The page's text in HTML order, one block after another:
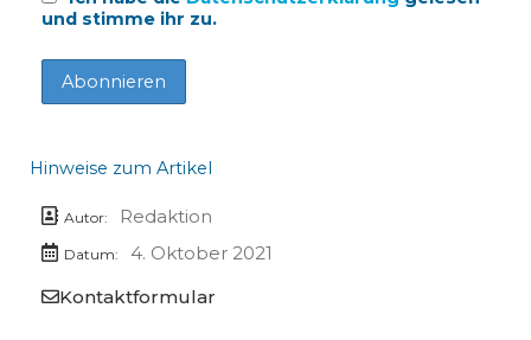
und stimme ihr zu.
Hinweise zum Artikel
Autor: Redaktion
Datum:
4. Oktober 2021
Kontaktformular